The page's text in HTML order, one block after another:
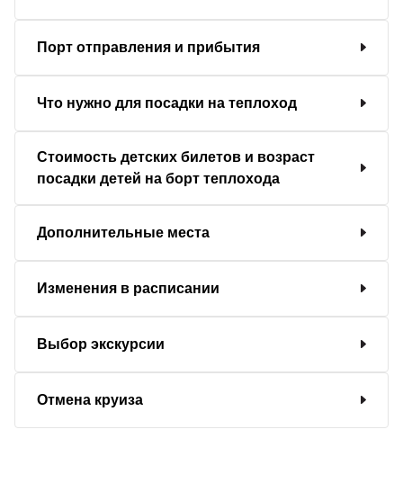
Порт отправления и прибытия
Что нужно для посадки на теплоход
Стоимость детских билетов и возраст
посадки детей на борт теплохода
Дополнительные места
Изменения в расписании
Выбор экскурсии
Отмена круиза